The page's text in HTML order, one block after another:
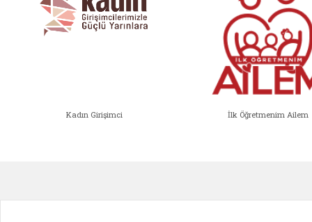
Kadın Girişimci İlk Öğretmenim Ailem